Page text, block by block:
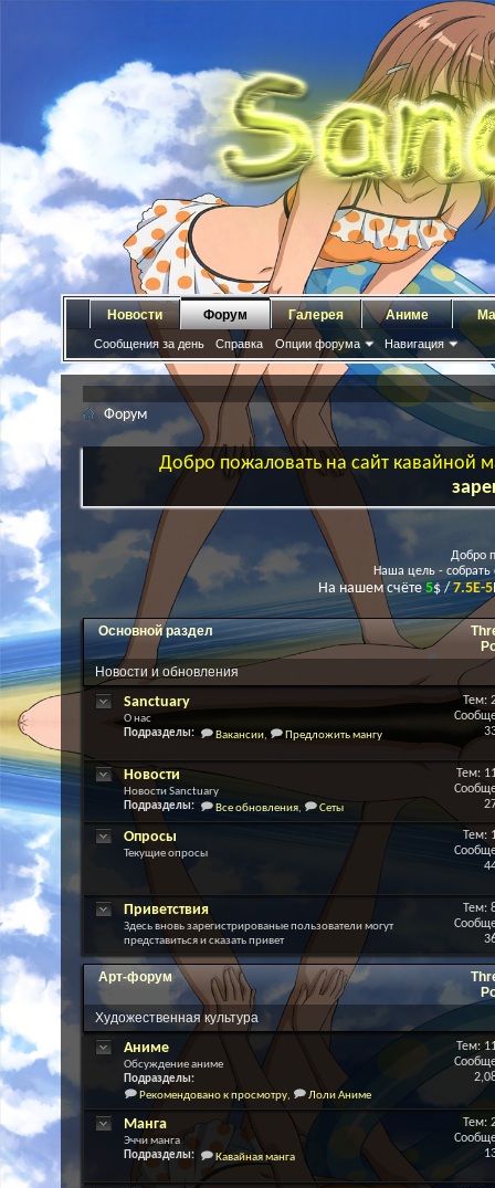
Новости Форум
Сообщения за день Справка Опции форума Навигация
Галерея Аниме
Форум
Добро пожаловать на сайт кавайной
Добро
Наша цель -
На нашем счёте5$ /7.5E-5
Основной раздел
Новости и обновления
Sanctuary
О нас
Подразделы:
Вакансии, Предложить мангу
Тем:
Новости
Новости Sanctuary
Подразделы:
Все обновления, Сеты
Тем:
Опросы
Текущие опросы
Тем:
Приветствия
Здесь вновь зарегистрированые пользователи могут
представиться и сказать привет
Тем:
Арт-форум
Художественная культура
Аниме
Обсуждение аниме
Подразделы:
Рекомендовано к просмотру, Лоли Аниме
Тем:
Манга
Эччи манга
Подразделы:
Кавайная манга
Тем: